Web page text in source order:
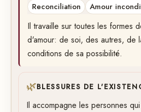
Reconciliation
Amour
Il travaille sur toutes les formes
d'amour: de soi, des autres, de
conditions de sa possibilité.
🌿BLESSURES DE
Il accompagne les personnes